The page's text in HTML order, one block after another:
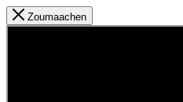
Zoumaachen